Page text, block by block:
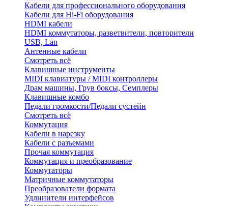
Кабели для профессионального оборудования
Кабели для Hi-Fi оборудования
HDMI кабели
HDMI коммутаторы, разветвители, повторители
USB, Lan
Антенные кабели
Смотреть всё
Клавишные инструменты
MIDI клавиатуры / MIDI контроллеры
Драм машины, Грув боксы, Семплеры
Клавишные комбо
Педали громкости/Педали сустейн
Смотреть всё
Коммутация
Кабели в нарезку
Кабели с разъемами
Прочая коммутация
Коммутация и преобразование
Коммутаторы
Матричные коммутаторы
Преобразователи формата
Удлинители интерфейсов